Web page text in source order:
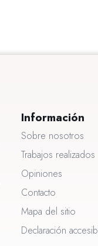
Información
Sobre nosotros
Trabajos realizados
Opiniones
Contacto
Mapa del sitio
Declaración